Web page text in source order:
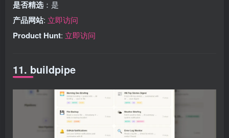
是否精选 ：是
产品网站: 立即访问
Product Hunt: 立即访问
11. buildpipe